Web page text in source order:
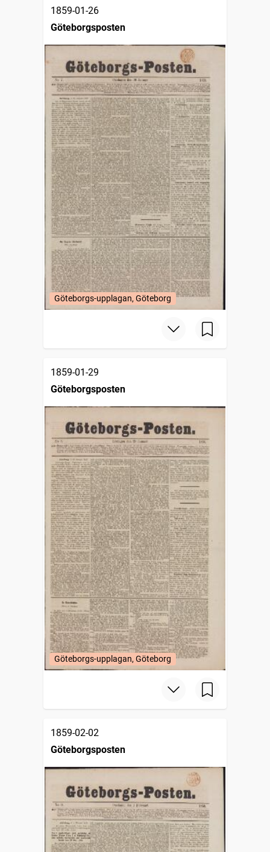
1859-01-26
Göteborgsposten
Göteborgs-upplagan, Göteborg
1859-01-29
Göteborgsposten
Göteborgs-upplagan, Göteborg
1859-02-02
Göteborgsposten